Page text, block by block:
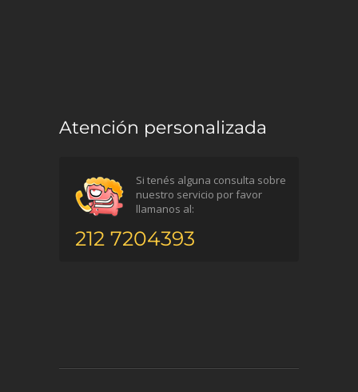
Atención personalizada
Si tenés alguna consulta sobre
nuestro servicio por favor
llamanos al:
212 7204393